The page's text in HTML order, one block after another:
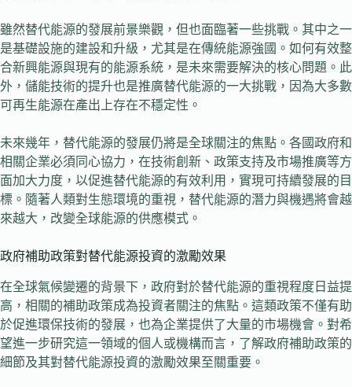
雖然替代能源的發展前景樂觀，但也面臨著一些挑戰。其中之一
是基礎設施的建設和升級，尤其是在傳統能源強國。如何有效整
合新興能源與現有的能源系統，是未來需要解決的核心問題。此
外，儲能技術的提升也是推廣替代能源的一大挑戰，因為大多數
可再生能源在產出上存在不穩定性。
未來幾年，替代能源的發展仍將是全球關注的焦點。各國政府和
相關企業必須同心協力，在技術創新、政策支持及市場推廣等方
面加大力度，以促進替代能源的有效利用，實現可持續發展的目
標。隨著人類對生態環境的重視，替代能源的潛力與機遇將會越
來越大，改變全球能源的供應模式。
政府補助政策對替代能源投資的激勵效果
在全球氣候變遷的背景下，政府對於替代能源的重視程度日益提
高，相關的補助政策成為投資者關注的焦點。這類政策不僅有助
於促進環保技術的發展，也為企業提供了大量的市場機會。對希
望進一步研究這一領域的個人或機構而言，了解政府補助政策的
細節及其對替代能源投資的激勵效果至關重要。